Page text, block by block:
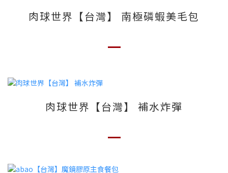
肉球世界【台灣】 南極磷蝦美毛包
肉球世界【台灣】 補水炸彈